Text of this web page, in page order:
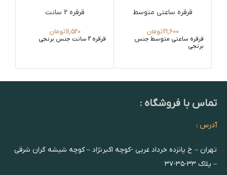
قرقره ساعتی متوسط
21,600تومان
قرقره ساعتی متوسط جنس
برنجی
قرقره 2 سانت
11,520تومان
قرقره 2 سانت جنس برنجی
تماس با فروشگاه :
آدرس :
تهران – خ پانزده خرداد غربی -کوچه اکبرنژاد – کوچه شیشه گران شرقی
– پلاک ۳۳-۳۵-۳۷